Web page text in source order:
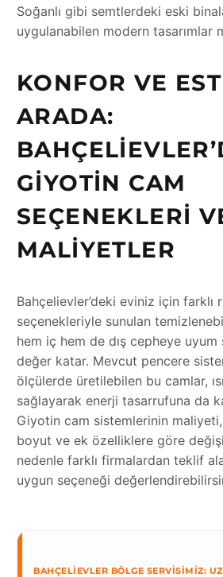
Soğanlı gibi semtlerdeki eski
uygulanabilen modern tasarımlar
KONFOR VE
ARADA:
GIYOTIN CAM
SEÇENEKLERI
MALIYETLER
Bahçelievler’deki eviniz için farklı
seçenekleriyle sunulan
hem iç hem de dış cepheye
değer katar. Mevcut pencere
ölçülerde üretilebilen bu camlar, ısı
sağlayarak enerji tasarrufuna da
Giyotin cam sistemlerinin
boyut ve ek özelliklere göre
nedenle farklı firmalardan teklif
uygun seçeneği
BAHÇELIEVLER BÖLGE SERVISIMIZ: